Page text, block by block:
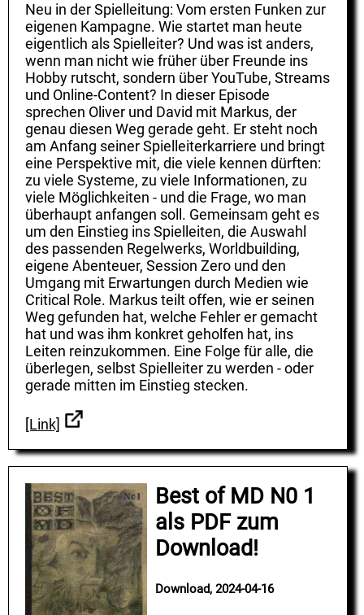
Neu in der Spielleitung: Vom ersten Funken zur
eigenen Kampagne. Wie startet man heute
eigentlich als Spielleiter? Und was ist anders,
wenn man nicht wie früher über Freunde ins
Hobby rutscht, sondern über YouTube, Streams
und Online-Content? In dieser Episode
sprechen Oliver und David mit Markus, der
genau diesen Weg gerade geht. Er steht noch
am Anfang seiner Spielleiterkarriere und bringt
eine Perspektive mit, die viele kennen dürften:
zu viele Systeme, zu viele Informationen, zu
viele Möglichkeiten - und die Frage, wo man
überhaupt anfangen soll. Gemeinsam geht es
um den Einstieg ins Spielleiten, die Auswahl
des passenden Regelwerks, Worldbuilding,
eigene Abenteuer, Session Zero und den
Umgang mit Erwartungen durch Medien wie
Critical Role. Markus teilt offen, wie er seinen
Weg gefunden hat, welche Fehler er gemacht
hat und was ihm konkret geholfen hat, ins
Leiten reinzukommen. Eine Folge für alle, die
überlegen, selbst Spielleiter zu werden - oder
gerade mitten im Einstieg stecken.
[Link]
Best of MD N0 1
als PDF zum
Download!
Download, 2024-04-16